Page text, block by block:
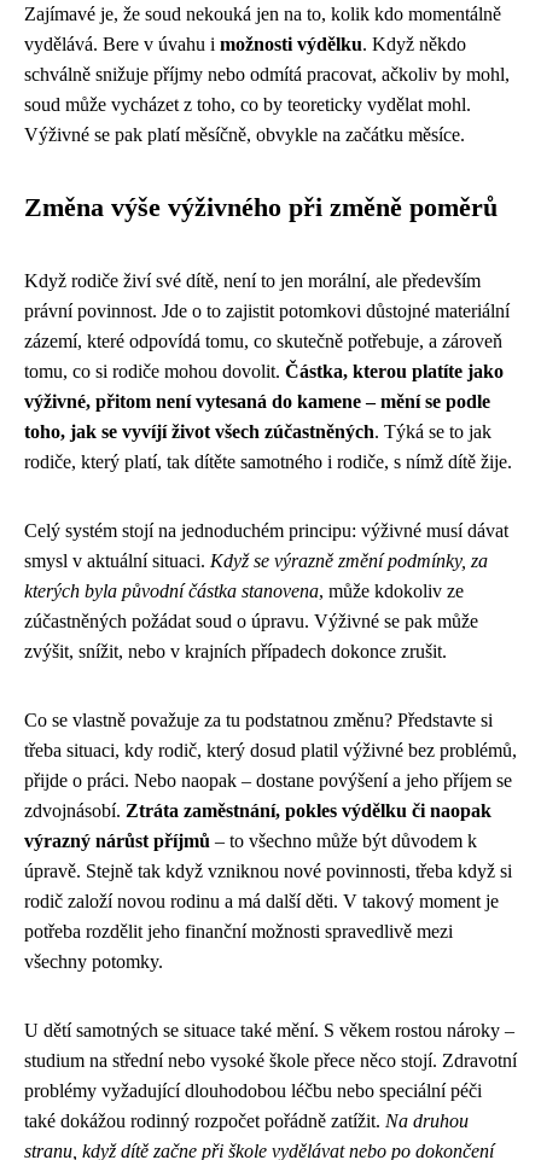
Zajímavé je, že soud nekouká jen na to, kolik kdo momentálně
vydělává. Bere v úvahu i možnosti výdělku. Když někdo
schválně snižuje příjmy nebo odmítá pracovat, ačkoliv by mohl,
soud může vycházet z toho, co by teoreticky vydělat mohl.
Výživné se pak platí měsíčně, obvykle na začátku měsíce.
Změna výše výživného při změně poměrů
Když rodiče živí své dítě, není to jen morální, ale především
právní povinnost. Jde o to zajistit potomkovi důstojné materiální
zázemí, které odpovídá tomu, co skutečně potřebuje, a zároveň
tomu, co si rodiče mohou dovolit. Částka, kterou platíte jako
výživné, přitom není vytesaná do kamene – mění se podle
toho, jak se vyvíjí život všech zúčastněných. Týká se to jak
rodiče, který platí, tak dítěte samotného i rodiče, s nímž dítě žije.
Celý systém stojí na jednoduchém principu: výživné musí dávat
smysl v aktuální situaci. Když se výrazně změní podmínky, za
kterých byla původní částka stanovena, může kdokoliv ze
zúčastněných požádat soud o úpravu. Výživné se pak může
zvýšit, snížit, nebo v krajních případech dokonce zrušit.
Co se vlastně považuje za tu podstatnou změnu? Představte si
třeba situaci, kdy rodič, který dosud platil výživné bez problémů,
přijde o práci. Nebo naopak – dostane povýšení a jeho příjem se
zdvojnásobí. Ztráta zaměstnání, pokles výdělku či naopak
výrazný nárůst příjmů – to všechno může být důvodem k
úpravě. Stejně tak když vzniknou nové povinnosti, třeba když si
rodič založí novou rodinu a má další děti. V takový moment je
potřeba rozdělit jeho finanční možnosti spravedlivě mezi
všechny potomky.
U dětí samotných se situace také mění. S věkem rostou nároky –
studium na střední nebo vysoké škole přece něco stojí. Zdravotní
problémy vyžadující dlouhodobou léčbu nebo speciální péči
také dokážou rodinný rozpočet pořádně zatížit. Na druhou
stranu, když dítě začne při škole vydělávat nebo po dokončení